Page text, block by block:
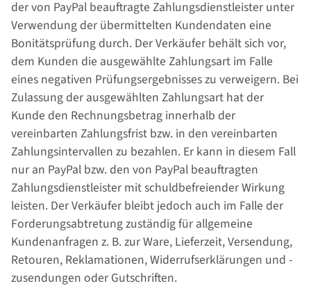
der von PayPal beauftragte Zahlungsdienstleister unter
Verwendung der übermittelten Kundendaten eine
Bonitätsprüfung durch. Der Verkäufer behält sich vor,
dem Kunden die ausgewählte Zahlungsart im Falle
eines negativen Prüfungsergebnisses zu verweigern. Bei
Zulassung der ausgewählten Zahlungsart hat der
Kunde den Rechnungsbetrag innerhalb der
vereinbarten Zahlungsfrist bzw. in den vereinbarten
Zahlungsintervallen zu bezahlen. Er kann in diesem Fall
nur an PayPal bzw. den von PayPal beauftragten
Zahlungsdienstleister mit schuldbefreiender Wirkung
leisten. Der Verkäufer bleibt jedoch auch im Falle der
Forderungsabtretung zuständig für allgemeine
Kundenanfragen z. B. zur Ware, Lieferzeit, Versendung,
Retouren, Reklamationen, Widerrufserklärungen und -
zusendungen oder Gutschriften.